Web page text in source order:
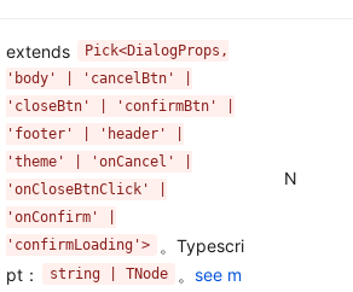
extends
Pick<DialogProps,
'body' | 'cancelBtn' |
'closeBtn' | 'confirmBtn' |
'footer' | 'header' |
'theme' | 'onCancel' |
'onCloseBtnClick' |
'onConfirm' |
'confirmLoading'>
。Typescri
pt：
string | TNode 。 see m
N